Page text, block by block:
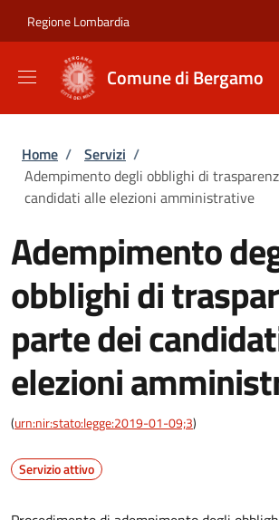
Regione Lombardia
Comune di Bergamo
Briciole di pane
Home / Servizi /
Adempimento degli obblighi di
candidati alle elezioni amministrative
Adempimento
obblighi di
parte dei
elezioni
(urn:nir:stato:legge:2019-01-09;3)
Servizio attivo